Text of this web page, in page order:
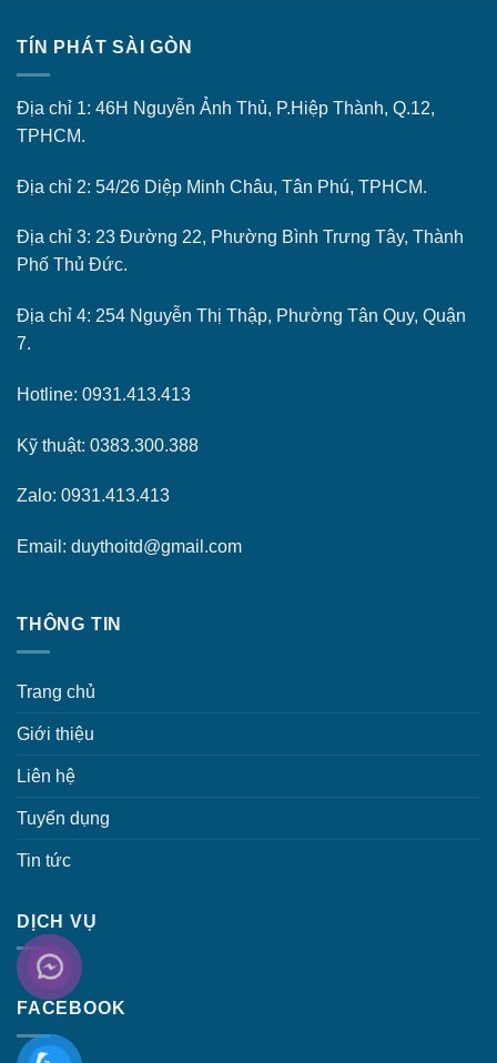
TÍN PHÁT SÀI GÒN
Địa chỉ 1: 46H Nguyễn Ảnh Thủ, P.Hiệp Thành, Q.12,
TPHCM.
Địa chỉ 2: 54/26 Diệp Minh Châu, Tân Phú, TPHCM.
Địa chỉ 3: 23 Đường 22, Phường Bình Trưng Tây, Thành
Phố Thủ Đức.
Địa chỉ 4: 254 Nguyễn Thị Thập, Phường Tân Quy, Quận
7.
Hotline: 0931.413.413
Kỹ thuật: 0383.300.388
Zalo: 0931.413.413
Email: duythoitd@gmail.com
THÔNG TIN
Trang chủ
Giới thiệu
Liên hệ
Tuyển dụng
Tin tức
DỊCH VỤ
FACEBOOK